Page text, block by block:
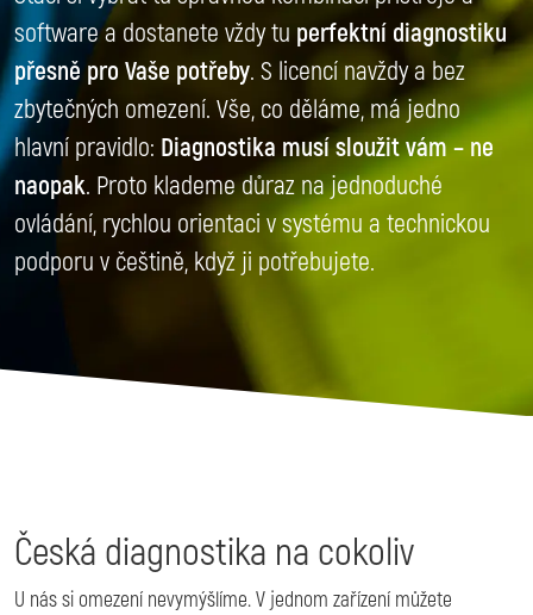
software a dostanete vždy tu perfektní diagnostiku
přesně pro Vaše potřeby. S licencí navždy a bez
zbytečných omezení. Vše, co děláme, má jedno
hlavní pravidlo: Diagnostika musí sloužit vám – ne
naopak. Proto klademe důraz na jednoduché
ovládání, rychlou orientaci v systému a technickou
podporu v češtině, když ji potřebujete.
Česká diagnostika na cokoliv
U nás si omezení nevymýšlíme. V jednom zařízení můžete